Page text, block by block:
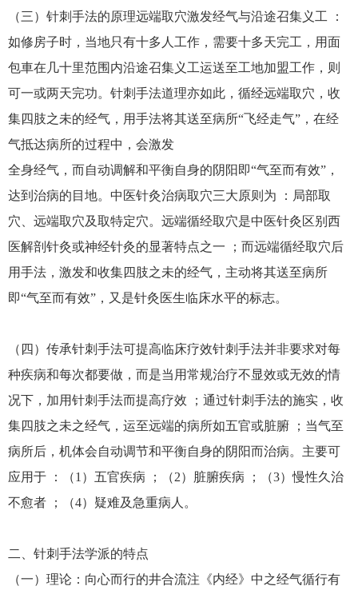
（三）针刺手法的原理远端取穴激发经气与沿途召集义工 ：
如修房子时，当地只有十多人工作，需要十多天完工，用面
包車在几十里范围内沿途召集义工运送至工地加盟工作，则
可一或两天完功。针刺手法道理亦如此，循经远端取穴，收
集四肢之未的经气，用手法将其送至病所“飞经走气”，在经
气抵达病所的过程中，会激发
全身经气，而自动调解和平衡自身的阴阳即“气至而有效”，
达到治病的目地。中医针灸治病取穴三大原则为 ：局部取
穴、远端取穴及取特定穴。远端循经取穴是中医针灸区别西
医解剖针灸或神经针灸的显著特点之一 ；而远端循经取穴后
用手法，激发和收集四肢之未的经气，主动将其送至病所
即“气至而有效”，又是针灸医生临床水平的标志。
（四）传承针刺手法可提高临床疗效针刺手法并非要求对每
种疾病和每次都要做，而是当用常规治疗不显效或无效的情
况下，加用针刺手法而提高疗效 ；通过针刺手法的施实，收
集四肢之未之经气，运至远端的病所如五官或脏腑 ；当气至
病所后，机体会自动调节和平衡自身的阴阳而治病。主要可
应用于 ：（1）五官疾病 ；（2）脏腑疾病 ；（3）慢性久治
不愈者 ；（4）疑难及急重病人。
二、针刺手法学派的特点
（一）理论：向心而行的井合流注《内经》中之经气循行有